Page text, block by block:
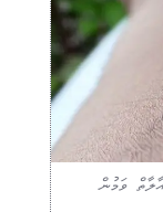
ވަމުން